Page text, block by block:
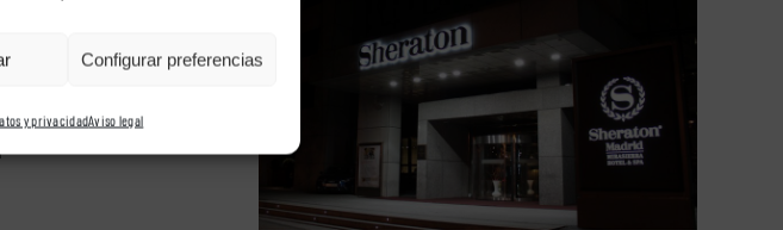
Configurar preferencias
y privacidadAviso legal
posible y que
estado es mirar el
si se considera